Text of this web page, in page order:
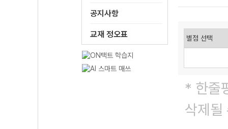
공지사항
교재 정오표
* 한줄
삭제될